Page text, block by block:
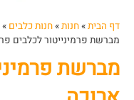
דף הבית»חנות»חנות כלבים »
מברשת פרמינייטור לכלבים
מברשת